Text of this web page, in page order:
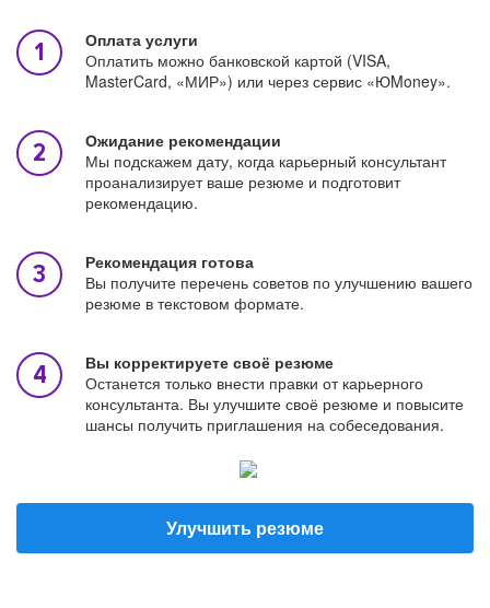
Оплата услуги
Оплатить можно банковской картой (VISA,
MasterCard, «МИР») или через сервис «ЮMoney».
Ожидание рекомендации
Мы подскажем дату, когда карьерный консультант
проанализирует ваше резюме и подготовит
рекомендацию.
Рекомендация готова
Вы получите перечень советов по улучшению вашего
резюме в текстовом формате.
Вы корректируете своё резюме
Останется только внести правки от карьерного
консультанта. Вы улучшите своё резюме и повысите
шансы получить приглашения на собеседования.
Улучшить резюме